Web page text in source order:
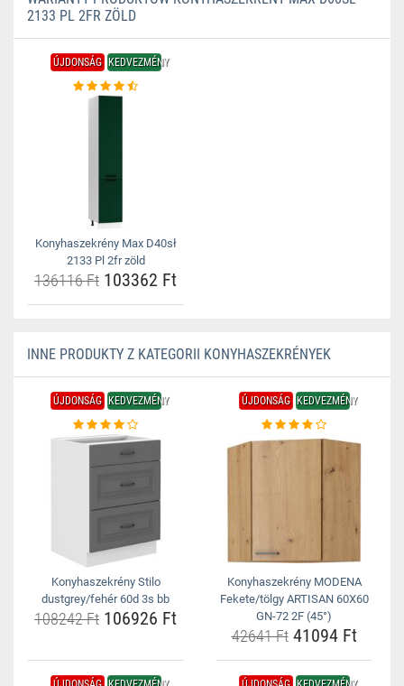
2133 PL 2FR ZÖLD
ÚJDONSÁG KEDVEZMÉNY
Konyhaszekrény Max D40sł
2133 Pl 2fr zöld
136116 Ft 103362 Ft
INNE PRODUKTY Z KATEGORII KONYHASZEKRÉNYEK
ÚJDONSÁG KEDVEZMÉNY
Konyhaszekrény Stilo
dustgrey/fehér 60d 3s bb
108242 Ft 106926 Ft
ÚJDONSÁG KEDVEZMÉNY
Konyhaszekrény MODENA
Fekete/tölgy ARTISAN 60X60
GN-72 2F (45°)
42641 Ft41094 Ft